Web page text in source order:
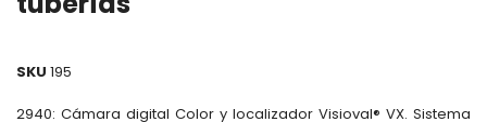
SKU 195
2940: Cámara digital Color y localizador Visioval® VX. Sistema